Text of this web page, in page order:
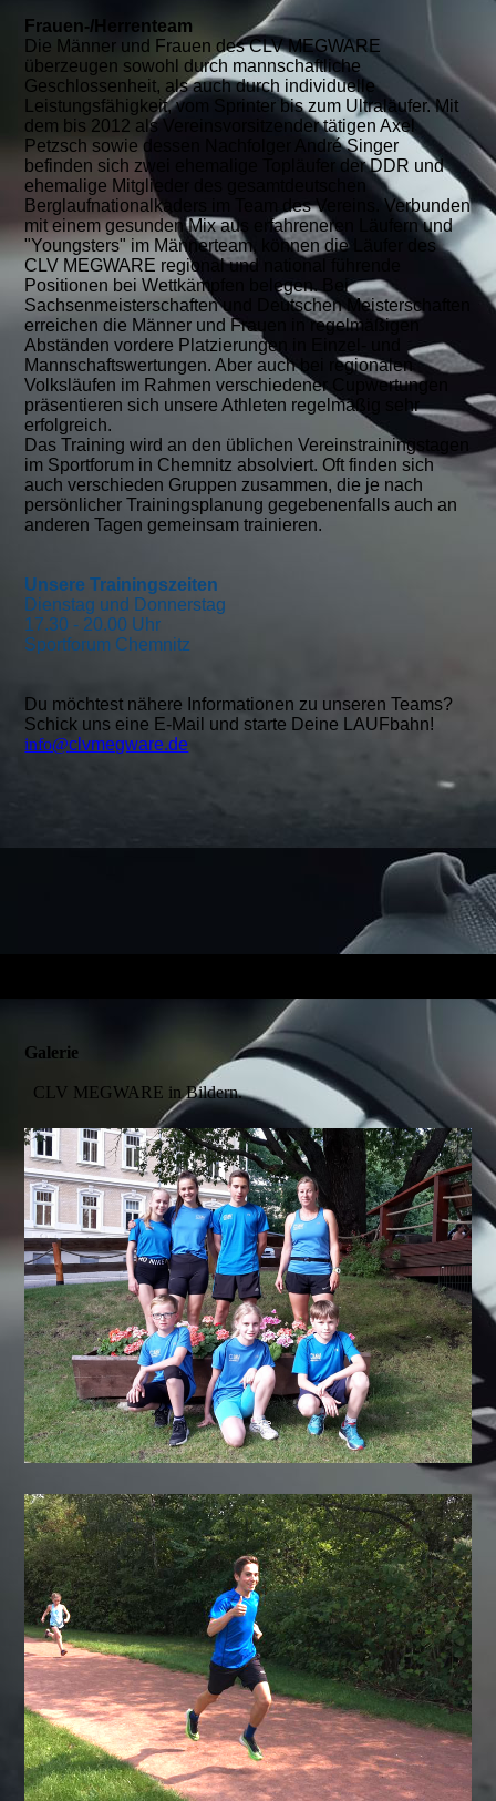
Frauen-/Herrenteam
Die Männer und Frauen des CLV MEGWARE
überzeugen sowohl durch mannschaftliche
Geschlossenheit, als auch durch individuelle
Leistungsfähigkeit, vom Sprinter bis zum Ultraläufer. Mit
dem bis 2012 als Vereinsvorsitzender tätigen Axel
Petzsch sowie dessen Nachfolger André Singer
befinden sich zwei ehemalige Topläufer der DDR und
ehemalige Mitglieder des gesamtdeutschen
Berglaufnationalkaders im Team des Vereins. Verbunden
mit einem gesunden Mix aus erfahreneren Läufern und
"Youngsters" im Männerteam, können die Läufer des
CLV MEGWARE regional und national führende
Positionen bei Wettkämpfen belegen. Bei
Sachsenmeisterschaften und Deutschen Meisterschaften
erreichen die Männer und Frauen in regelmäßigen
Abständen vordere Platzierungen in Einzel- und
Mannschaftswertungen. Aber auch bei regionalen
Volksläufen im Rahmen verschiedener Cupwertungen
präsentieren sich unsere Athleten regelmäßig sehr
erfolgreich.
Das Training wird an den üblichen Vereinstrainingstagen
im Sportforum in Chemnitz absolviert. Oft finden sich
auch verschieden Gruppen zusammen, die je nach
persönlicher Trainingsplanung gegebenenfalls auch an
anderen Tagen gemeinsam trainieren.
Unsere Trainingszeiten
Dienstag und Donnerstag
17.30 - 20.00 Uhr
Sportforum Chemnitz
Du möchtest nähere Informationen zu unseren Teams?
Schick uns eine E-Mail und starte Deine LAUFbahn!
info@clvmegware.de
Galerie
CLV MEGWARE in Bildern.